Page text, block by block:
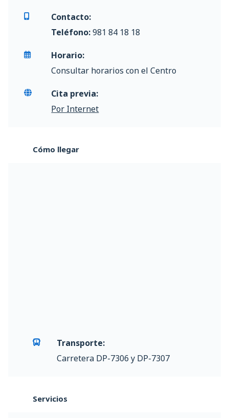
Contacto:
Teléfono:981 84 18 18
Horario:
Consultar horarios con el Centro
Cita previa:
Por Internet
Cómo llegar
Transporte:
Carretera DP-7306 y DP-7307
Servicios